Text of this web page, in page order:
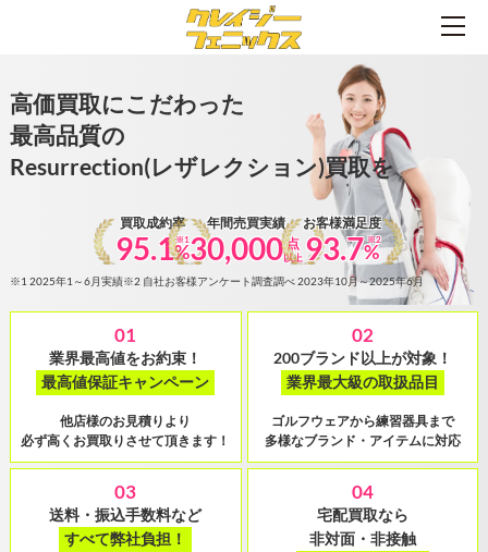
高価買取にこだわった
最高品質の
Resurrection(レザレクション)買取を
買取成約率
95.1※1
%
年間売買実績
30,000 点
以上
お客様満足度
93.7 ※2
%
※1 2025年1～6月実績※2 自社お客様アンケート調査調べ 2023年10月～2025年6月
01
業界最高値をお約束！
最高値保証キャンペーン
他店様のお見積りより
必ず高くお買取りさせて頂きます！
02
200ブランド以上が対象！
業界最大級の取扱品目
ゴルフウェアから練習器具まで
多様なブランド・アイテムに対応
03
送料・振込手数料など
すべて弊社負担！
04
宅配買取なら
非対面・非接触